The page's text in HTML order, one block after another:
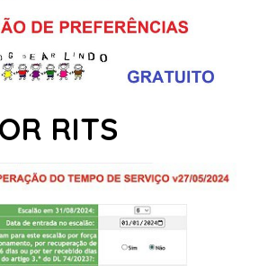
RITS